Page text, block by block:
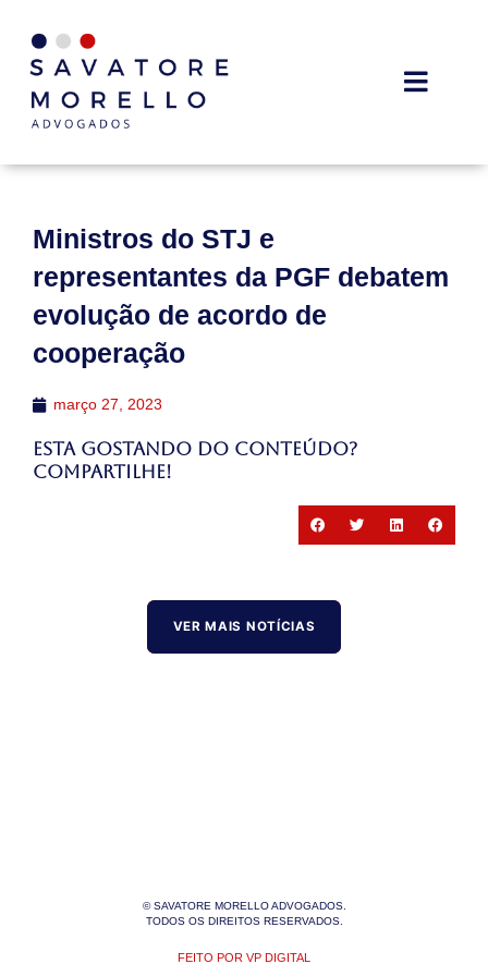
Ministros do STJ e
representantes da PGF debatem
evolução de acordo de
cooperação
março 27, 2023
Esta gostando do conteúdo?
Compartilhe!
VER MAIS NOTÍCIAS
© SAVATORE MORELLO ADVOGADOS.
TODOS OS DIREITOS RESERVADOS.
FEITO POR VP DIGITAL